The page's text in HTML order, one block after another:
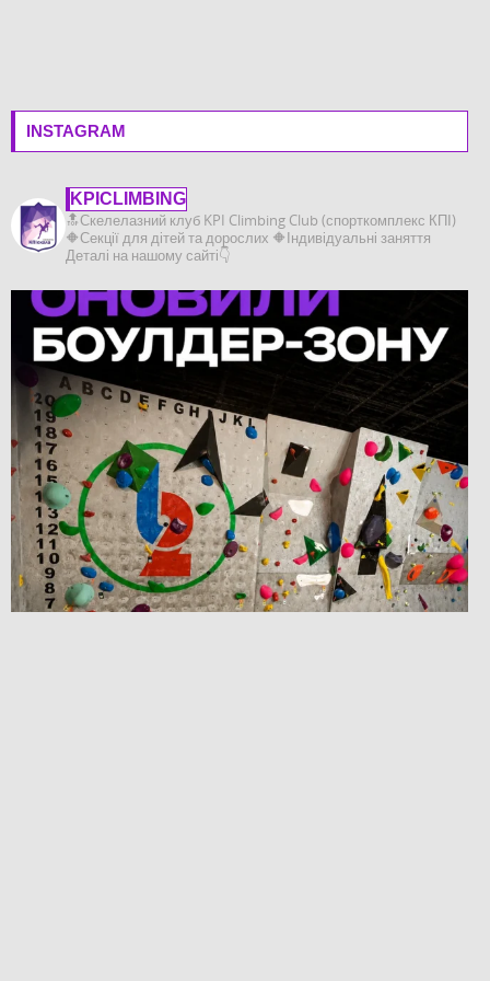
INSTAGRAM
KPICLIMBING
🔝Скелелазний клуб KPI Climbing Club (спорткомплекс КПІ)
🔶️Секції для дітей та дорослих 🔶️Індивідуальні заняття
Деталі на нашому сайті👇